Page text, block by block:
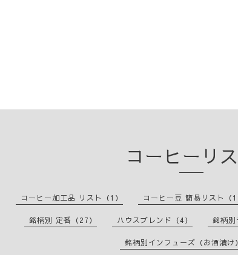
コーヒーリ
コーヒー加工品 リスト（1） コーヒー豆 簡易リスト（1
銘柄別 定番（27） ハウスブレンド（4） 銘柄別
銘柄別インフューズ（お酒漬け